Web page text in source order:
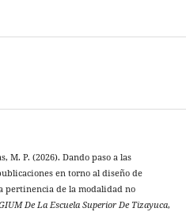
M. P. (2026). Dando paso a las
en torno al diseño de
pertinencia de la modalidad no
De La Escuela Superior De Tizayuca,